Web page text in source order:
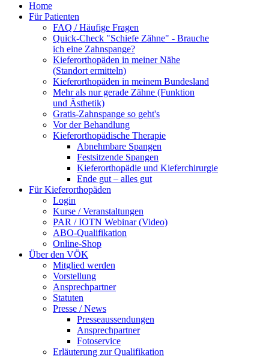
Home
Für Patienten
FAQ / Häufige Fragen
Quick-Check "Schiefe Zähne" - Brauche
ich eine Zahnspange?
Kieferorthopäden in meiner Nähe
(Standort ermitteln)
Kieferorthopäden in meinem Bundesland
Mehr als nur gerade Zähne (Funktion
und Ästhetik)
Gratis-Zahnspange so geht's
Vor der Behandlung
Kieferorthopädische Therapie
Abnehmbare Spangen
Festsitzende Spangen
Kieferorthopädie und Kieferchirurgie
Ende gut – alles gut
Für Kieferorthopäden
Login
Kurse / Veranstaltungen
PAR / IOTN Webinar (Video)
ABO-Qualifikation
Online-Shop
Über den VÖK
Mitglied werden
Vorstellung
Ansprechpartner
Statuten
Presse / News
Presseaussendungen
Ansprechpartner
Fotoservice
Erläuterung zur Qualifikation